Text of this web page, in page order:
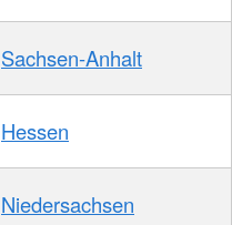
Sachsen-Anhalt
Hessen
Niedersachsen